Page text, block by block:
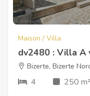
Maison / Villa
dv2480 : Villa A
Bizerte, Bizerte
4 250 m²